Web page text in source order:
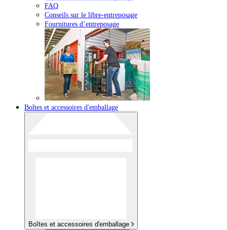
FAQ
Conseils sur le libre-entreposage
Fournitures d’entreposage
Boîtes et accessoires d'emballage
Boîtes et accessoires d'emballage